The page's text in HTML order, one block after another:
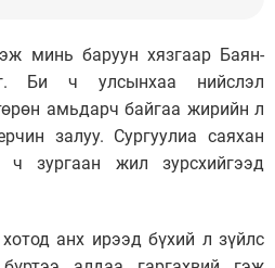
минь баруун хязгаар Баян-
Би ч улсынхаа нийслэл
амьдарч байгаа жирийн л
залуу. Сургуулиа саяхан
ч зургаан жил зурсхийгээд
анх ирээд бүхий л зүйлс